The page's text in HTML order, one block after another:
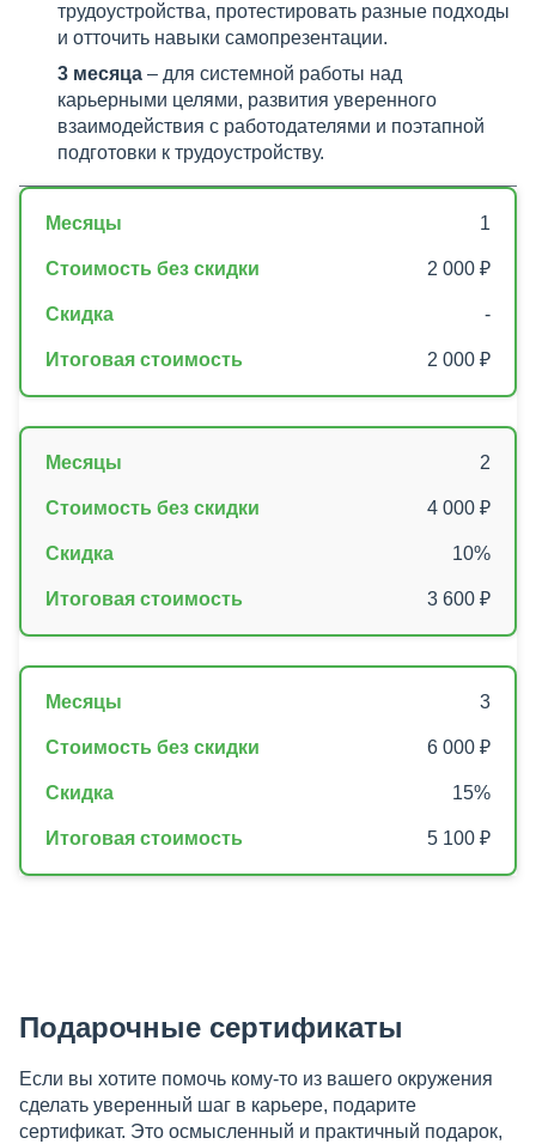
трудоустройства, протестировать разные подходы
и отточить навыки самопрезентации.
3 месяца – для системной работы над
карьерными целями, развития уверенного
взаимодействия с работодателями и поэтапной
подготовки к трудоустройству.
1
2 000 ₽
-
2 000 ₽
2
4 000 ₽
10%
3 600 ₽
3
6 000 ₽
15%
5 100 ₽
Подарочные сертификаты
Если вы хотите помочь кому-то из вашего окружения
сделать уверенный шаг в карьере, подарите
сертификат. Это осмысленный и практичный подарок,